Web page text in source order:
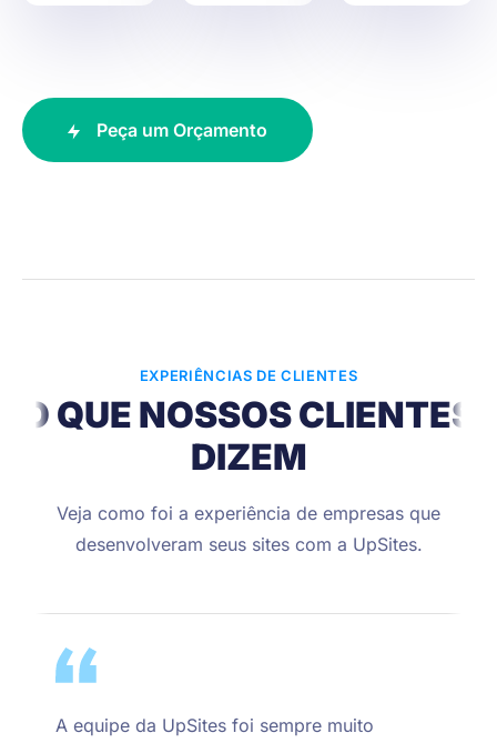
Peça um Orçamento
EXPERIÊNCIAS DE CLIENTES
O QUE NOSSOS CLIENTES
DIZEM
Veja como foi a experiência de empresas que
desenvolveram seus sites com a UpSites.
A equipe da UpSites foi sempre muito